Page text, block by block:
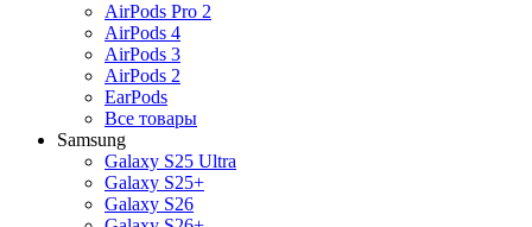
AirPods Pro 2
AirPods 4
AirPods 3
AirPods 2
EarPods
Все товары
Samsung
Galaxy S25 Ultra
Galaxy S25+
Galaxy S26